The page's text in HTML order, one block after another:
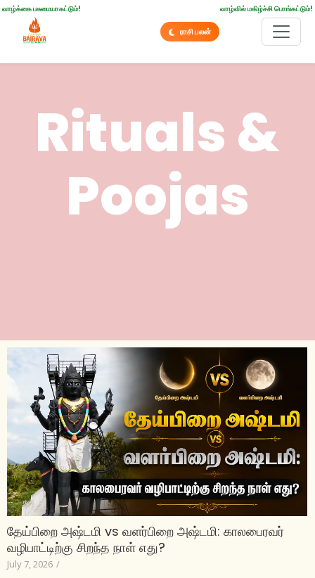
வாழ்க்கை பசுமையாகட்டும்! வாழ்வில் மகிழ்ச்சி பொங்கட்டும்!
ராசி பலன்
Rituals &
Poojas
தேய்பிறை அஷ்டமி vs வளர்பிறை அஷ்டமி: காலபைரவர்
வழிபாட்டிற்கு சிறந்த நாள் எது?
July 7, 2026 /